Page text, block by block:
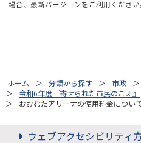
場合、最新バージョンをご利用ください
ホーム 分類から探す 市政
令和6年度『寄せられた市民のこえ』
おおむたアリーナの使用料金につい
ウェブアクセシビリティ